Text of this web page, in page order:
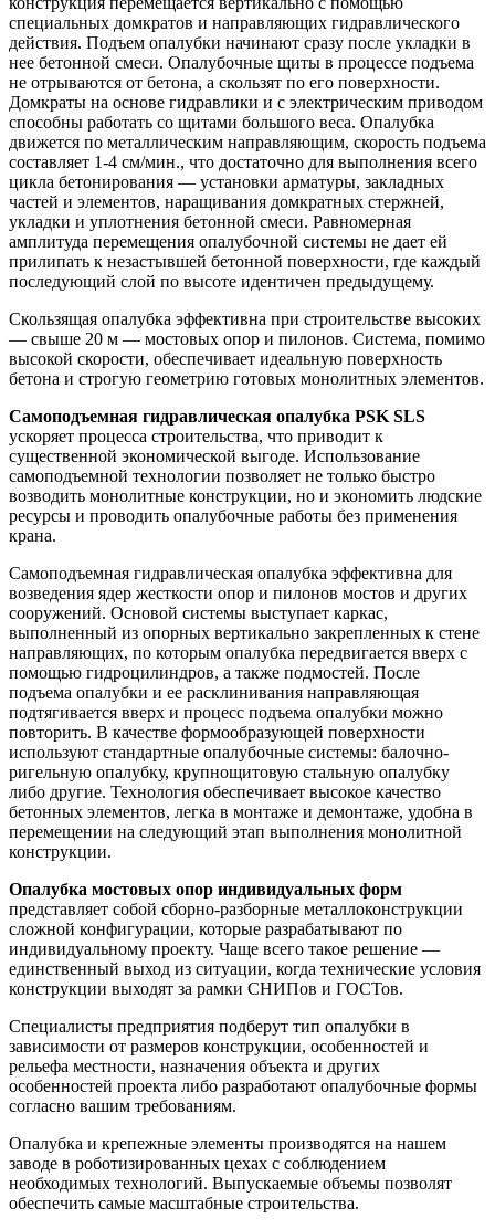
специальных домкратов и направляющих гидравлического
действия. Подъем опалубки начинают сразу после укладки в
нее бетонной смеси. Опалубочные щиты в процессе подъема
не отрываются от бетона, а скользят по его поверхности.
Домкраты на основе гидравлики и с электрическим приводом
способны работать со щитами большого веса. Опалубка
движется по металлическим направляющим, скорость подъема
составляет 1-4 см/мин., что достаточно для выполнения всего
цикла бетонирования — установки арматуры, закладных
частей и элементов, наращивания домкратных стержней,
укладки и уплотнения бетонной смеси. Равномерная
амплитуда перемещения опалубочной системы не дает ей
прилипать к незастывшей бетонной поверхности, где каждый
последующий слой по высоте идентичен предыдущему.
Скользящая опалубка эффективна при строительстве высоких
— свыше 20 м — мостовых опор и пилонов. Система, помимо
высокой скорости, обеспечивает идеальную поверхность
бетона и строгую геометрию готовых монолитных элементов.
Самоподъемная гидравлическая опалубка PSK SLS
ускоряет процесса строительства, что приводит к
существенной экономической выгоде. Использование
самоподъемной технологии позволяет не только быстро
возводить монолитные конструкции, но и экономить людские
ресурсы и проводить опалубочные работы без применения
крана.
Самоподъемная гидравлическая опалубка эффективна для
возведения ядер жесткости опор и пилонов мостов и других
сооружений. Основой системы выступает каркас,
выполненный из опорных вертикально закрепленных к стене
направляющих, по которым опалубка передвигается вверх с
помощью гидроцилиндров, а также подмостей. После
подъема опалубки и ее расклинивания направляющая
подтягивается вверх и процесс подъема опалубки можно
повторить. В качестве формообразующей поверхности
используют стандартные опалубочные системы: балочно-
ригельную опалубку, крупнощитовую стальную опалубку
либо другие. Технология обеспечивает высокое качество
бетонных элементов, легка в монтаже и демонтаже, удобна в
перемещении на следующий этап выполнения монолитной
конструкции.
Опалубка мостовых опор индивидуальных форм
представляет собой сборно-разборные металлоконструкции
сложной конфигурации, которые разрабатывают по
индивидуальному проекту. Чаще всего такое решение —
единственный выход из ситуации, когда технические условия
конструкции выходят за рамки СНИПов и ГОСТов.
Специалисты предприятия подберут тип опалубки в
зависимости от размеров конструкции, особенностей и
рельефа местности, назначения объекта и других
особенностей проекта либо разработают опалубочные формы
согласно вашим требованиям.
Опалубка и крепежные элементы производятся на нашем
заводе в роботизированных цехах с соблюдением
необходимых технологий. Выпускаемые объемы позволят
обеспечить самые масштабные строительства.